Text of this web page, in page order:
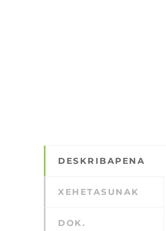
DESKRIBAPENA
XEHETASUNAK
DOK.